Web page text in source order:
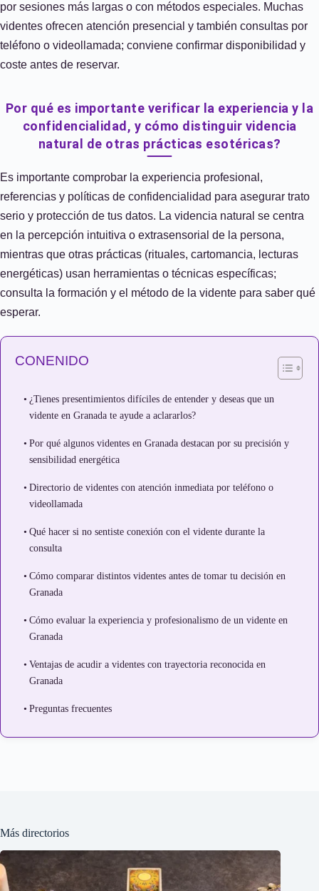
por sesiones más largas o con métodos especiales. Muchas
videntes ofrecen atención presencial y también consultas por
teléfono o videollamada; conviene confirmar disponibilidad y
coste antes de reservar.
Por qué es importante verificar la experiencia y la
confidencialidad, y cómo distinguir videncia
natural de otras prácticas esotéricas?
Es importante comprobar la experiencia profesional,
referencias y políticas de confidencialidad para asegurar trato
serio y protección de tus datos. La videncia natural se centra
en la percepción intuitiva o extrasensorial de la persona,
mientras que otras prácticas (rituales, cartomancia, lecturas
energéticas) usan herramientas o técnicas específicas;
consulta la formación y el método de la vidente para saber qué
esperar.
CONENIDO
¿Tienes presentimientos difíciles de entender y deseas que un
vidente en Granada te ayude a aclararlos?
Por qué algunos videntes en Granada destacan por su precisión y
sensibilidad energética
Directorio de videntes con atención inmediata por teléfono o
videollamada
Qué hacer si no sentiste conexión con el vidente durante la
consulta
Cómo comparar distintos videntes antes de tomar tu decisión en
Granada
Cómo evaluar la experiencia y profesionalismo de un vidente en
Granada
Ventajas de acudir a videntes con trayectoria reconocida en
Granada
Preguntas frecuentes
Más directorios